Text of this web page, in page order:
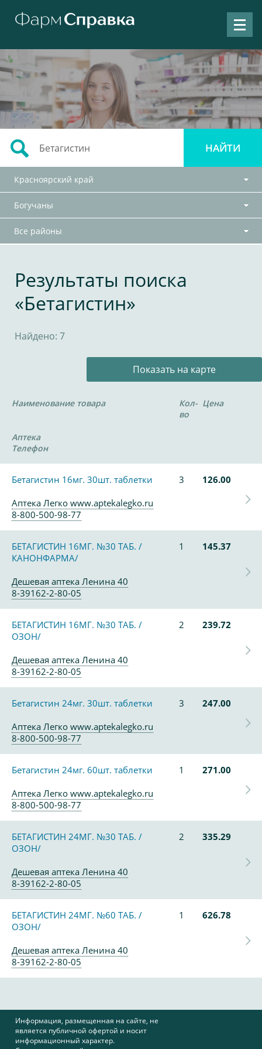
Красноярский край
Богучаны
Все районы
Результаты поиска
«Бетагистин»
Найдено: 7
Показать на карте
Наименование товара
Кол-
во
Цена
Аптека
Телефон
Бетагистин 16мг. 30шт. таблетки 3
126.00
Аптека Легко www.aptekalegko.ru
8-800-500-98-77
БЕТАГИСТИН 16МГ. №30 ТАБ. /
КАНОНФАРМА/
1 145.37
Дешевая аптека Ленина 40
8-39162-2-80-05
БЕТАГИСТИН 16МГ. №30 ТАБ. /
ОЗОН/
2 239.72
Дешевая аптека Ленина 40
8-39162-2-80-05
Бетагистин 24мг. 30шт. таблетки 3
247.00
Аптека Легко www.aptekalegko.ru
8-800-500-98-77
Бетагистин 24мг. 60шт. таблетки 1
271.00
Аптека Легко www.aptekalegko.ru
8-800-500-98-77
БЕТАГИСТИН 24МГ. №30 ТАБ. /
ОЗОН/
2 335.29
Дешевая аптека Ленина 40
8-39162-2-80-05
БЕТАГИСТИН 24МГ. №60 ТАБ. /
ОЗОН/
1 626.78
Дешевая аптека Ленина 40
8-39162-2-80-05
Информация, размещенная на сайте, не
является публичной офертой и носит
информационный характер.